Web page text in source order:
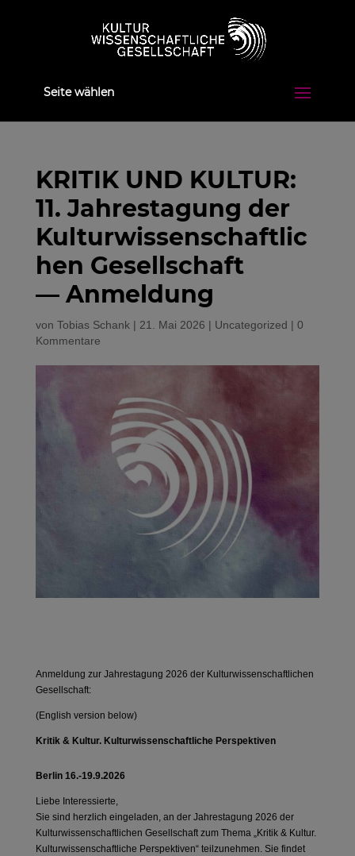
Seite wählen
KRITIK UND KULTUR:
11. Jahrestagung der
Kulturwissenschaftlic
hen Gesellschaft
— Anmeldung
von Tobias Schank| 21. Mai 2026 | Uncategorized | 0
Kommentare
Anmeldung zur Jahrestagung 2026 der Kulturwissenschaftlichen
Gesellschaft:
(English version below)
Kritik & Kultur. Kulturwissenschaftliche Perspektiven
Berlin 16.-19.9.2026
Liebe Interessierte,
Sie sind herzlich eingeladen, an der Jahrestagung 2026 der
Kulturwissenschaftlichen Gesellschaft zum Thema „Kritik & Kultur.
Kulturwissenschaftliche Perspektiven“ teilzunehmen. Sie findet